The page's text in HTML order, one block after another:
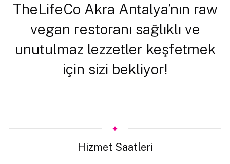
TheLifeCo Akra Antalya’nın raw
vegan restoranı sağlıklı ve
unutulmaz lezzetler keşfetmek
için sizi bekliyor!
Hizmet Saatleri